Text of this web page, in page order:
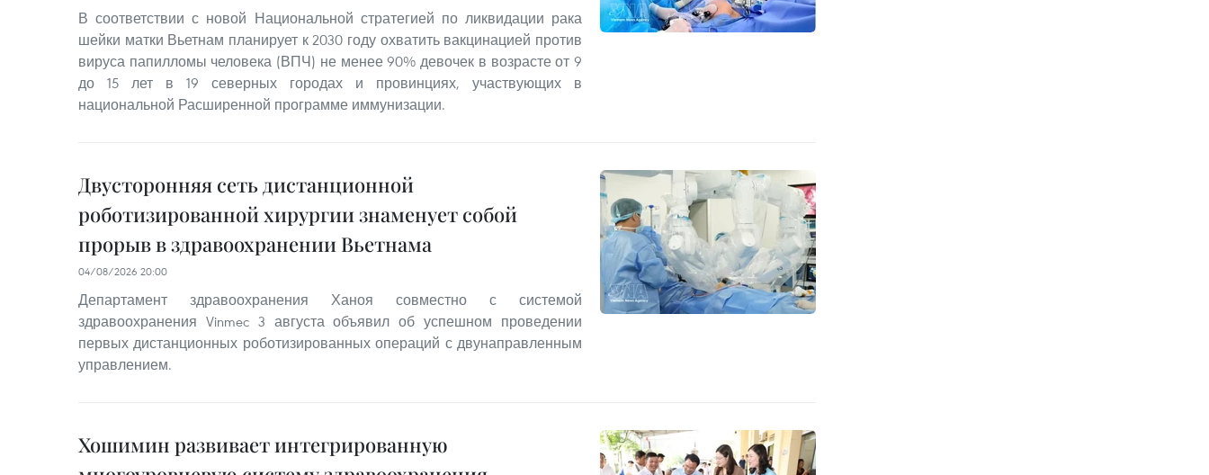
В соответствии с новой Национальной стратегией по ликвидации рака
шейки матки Вьетнам планирует к 2030 году охватить вакцинацией против
вируса папилломы человека (ВПЧ) не менее 90% девочек в возрасте от 9
до 15 лет в 19 северных городах и провинциях, участвующих в
национальной Расширенной программе иммунизации.
Двусторонняя сеть дистанционной
роботизированной хирургии знаменует собой
прорыв в здравоохранении Вьетнама
04/08/2026 20:00
Департамент здравоохранения Ханоя совместно с системой
здравоохранения Vinmec 3 августа объявил об успешном проведении
первых дистанционных роботизированных операций с двунаправленным
управлением.
Хошимин развивает интегрированную